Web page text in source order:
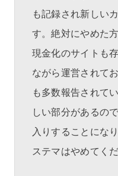
も記録され新しい
す。絶対にやめた
現金化のサイトも
ながら運営されて
も多数報告されて
しい部分があるの
入りすることになり
ステマはやめてくだ